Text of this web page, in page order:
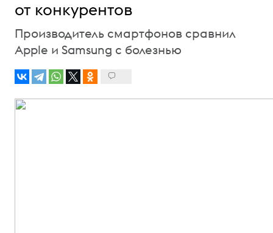
от конкурентов
Производитель смартфонов сравнил
Apple и Samsung с болезнью